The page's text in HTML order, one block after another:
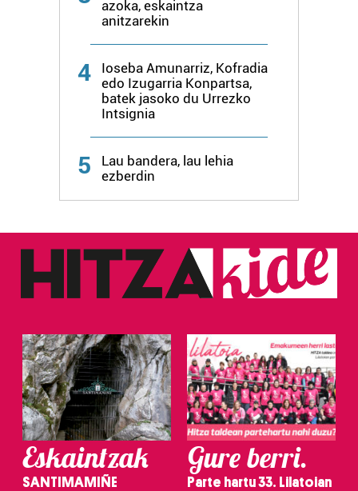
azoka, eskaintza
anitzarekin
4
Ioseba Amunarriz, Kofradia
edo Izugarria Konpartsa,
batek jasoko du Urrezko
Intsignia
5
Lau bandera, lau lehia
ezberdin
Eskaintzak
SANTIMAMIÑE
Gure berri.
Parte hartu 33. Lilatoian